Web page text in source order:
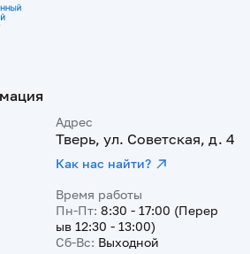
Адрес
Тверь, ул. Советская, д. 4
Как нас найти?
Время работы
Пн-Пт: 8:30 - 17:00 (Перер
ыв 12:30 - 13:00)
Сб-Вс: Выходной